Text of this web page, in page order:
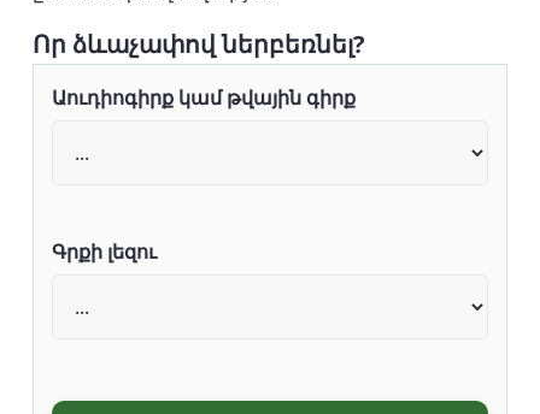
Որ ձևաչափով ներբեռնել?
Աուդիոգիրք կամ թվային գիրք
Գրքի լեզու